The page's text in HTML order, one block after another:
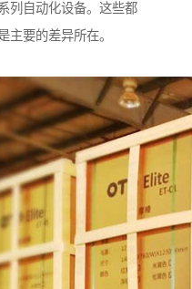
列自动化设备。这些都
主要的差异所在。